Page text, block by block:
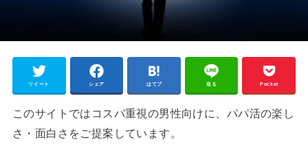
ツイート シェア はてブ 送る Pocket
このサイトではコスパ重視の男性向けに、パパ活の楽し
さ・面白さをご提案しています。